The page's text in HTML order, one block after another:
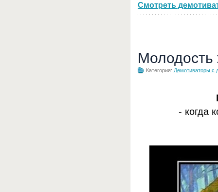
Смотреть
Молодость
Категория: Демотиваторы с
- когда